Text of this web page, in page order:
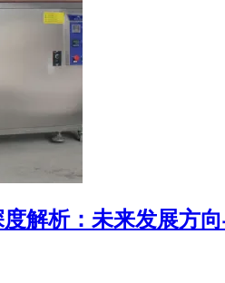
解析：未来发展方